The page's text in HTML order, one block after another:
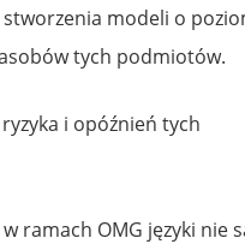
modeli o
tych podmiotów.
i opóźnień tych
ramach OMG języki nie